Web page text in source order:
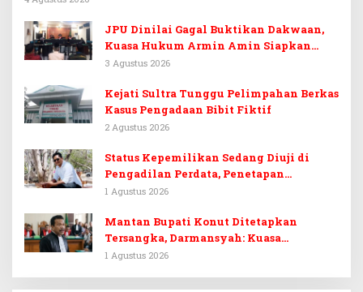
JPU Dinilai Gagal Buktikan Dakwaan,
Kuasa Hukum Armin Amin Siapkan
Pledoi dan Minta Putusan Bebas
3 Agustus 2026
Kejati Sultra Tunggu Pelimpahan Berkas
Kasus Pengadaan Bibit Fiktif
2 Agustus 2026
Status Kepemilikan Sedang Diuji di
Pengadilan Perdata, Penetapan
Tersangka Dr. Ruksamin Dinilai
1 Agustus 2026
Mantan Bupati Konut Ditetapkan
Tersangka, Darmansyah: Kuasa
Hukumnya Diduga Kebingungan
1 Agustus 2026